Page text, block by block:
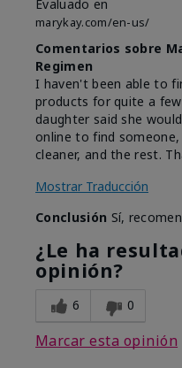
Evaluado en
marykay.com/en-us/
Comentarios sobre
Regimen
I haven't been able to
products for quite a
daughter said she
online to find
cleaner, and the rest.
Mostrar Traducción
Conclusión Sí,
¿Le ha
opinión?
6 0
Marcar esta opinión